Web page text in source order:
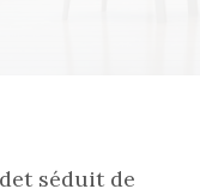
séduit de